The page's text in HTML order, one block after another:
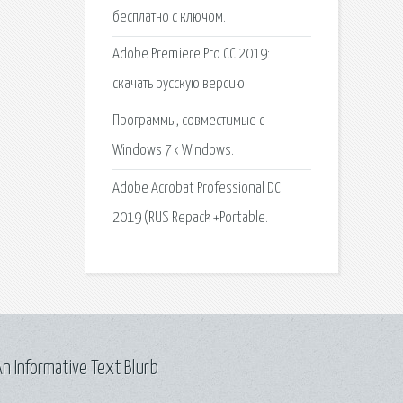
бесплатно c ключом.
Adobe Premiere Pro CC 2019:
скачать русскую версию.
Программы, совместимые с
Windows 7 ‹ Windows.
Adobe Acrobat Professional DC
2019 (RUS Repack +Portable.
Informative Text Blurb